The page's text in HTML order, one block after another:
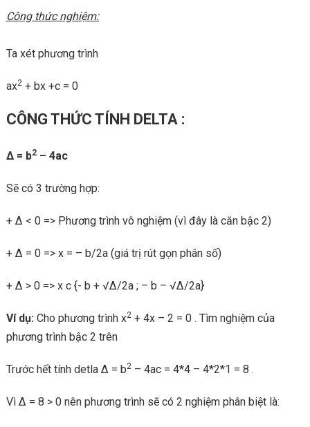
Công thức nghiệm:
Ta xét phương trình
ax2+ bx +c = 0
CÔNG THỨC TÍNH DELTA :
Δ = b2– 4ac
Sẽ có 3 trường hợp:
+ Δ < 0 => Phương trình vô nghiệm (vì đây là căn bậc 2)
+ Δ = 0 => x = – b/2a (giá trị rút gọn phân số)
+ Δ > 0 => x c {- b + √Δ/2a ; – b – √Δ/2a}
Ví dụ:Cho phương trình x2+ 4x – 2 = 0 . Tìm nghiệm của
phương trình bậc 2 trên
Trước hết tính detla Δ = b2– 4ac = 4*4 – 4*2*1 = 8 .
Vì Δ = 8 > 0 nên phương trình sẽ có 2 nghiệm phân biệt là: